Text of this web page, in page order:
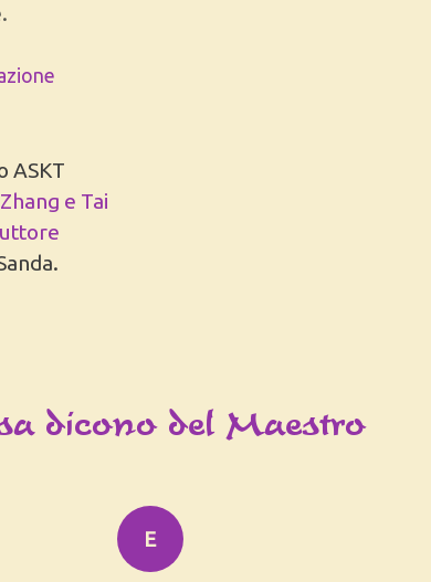
ASKT
e Tai
dicono del Maestro
E